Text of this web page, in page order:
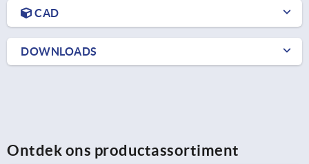
CAD
DOWNLOADS
Ontdek ons productassortiment